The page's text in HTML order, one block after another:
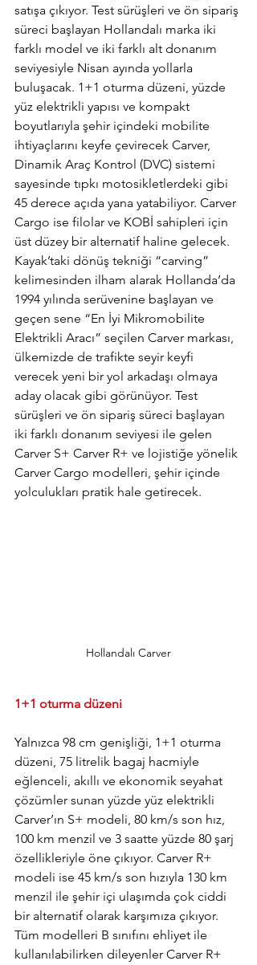
satışa çıkıyor. Test sürüşleri ve ön sipariş
süreci başlayan Hollandalı marka iki
farklı model ve iki farklı alt donanım
seviyesiyle Nisan ayında yollarla
buluşacak. 1+1 oturma düzeni, yüzde
yüz elektrikli yapısı ve kompakt
boyutlarıyla şehir içindeki mobilite
ihtiyaçlarını keyfe çevirecek Carver,
Dinamik Araç Kontrol (DVC) sistemi
sayesinde tıpkı motosikletlerdeki gibi
45 derece açıda yana yatabiliyor. Carver
Cargo ise filolar ve KOBİ sahipleri için
üst düzey bir alternatif haline gelecek.
Kayak’taki dönüş tekniği “carving”
kelimesinden ilham alarak Hollanda’da
1994 yılında serüvenine başlayan ve
geçen sene “En İyi Mikromobilite
Elektrikli Aracı” seçilen Carver markası,
ülkemizde de trafikte seyir keyfi
verecek yeni bir yol arkadaşı olmaya
aday olacak gibi görünüyor. Test
sürüşleri ve ön sipariş süreci başlayan
iki farklı donanım seviyesi ile gelen
Carver S+ Carver R+ ve lojistiğe yönelik
Carver Cargo modelleri, şehir içinde
yolculukları pratik hale getirecek.
Hollandalı Carver
1+1 oturma düzeni
Yalnızca 98 cm genişliği, 1+1 oturma
düzeni, 75 litrelik bagaj hacmiyle
eğlenceli, akıllı ve ekonomik seyahat
çözümler sunan yüzde yüz elektrikli
Carver’ın S+ modeli, 80 km/s son hız,
100 km menzil ve 3 saatte yüzde 80 şarj
özellikleriyle öne çıkıyor. Carver R+
modeli ise 45 km/s son hızıyla 130 km
menzil ile şehir içi ulaşımda çok ciddi
bir alternatif olarak karşımıza çıkıyor.
Tüm modelleri B sınıfını ehliyet ile
kullanılabilirken dileyenler Carver R+